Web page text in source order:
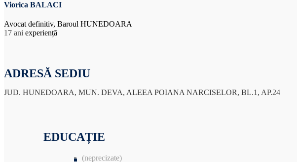
Viorica BALACI
Avocat definitiv, Baroul HUNEDOARA
17 ani experiență
ADRESĂ SEDIU
JUD. HUNEDOARA, MUN. DEVA, ALEEA POIANA NARCISELOR, BL.1, AP.24
EDUCAȚIE
(neprecizate)